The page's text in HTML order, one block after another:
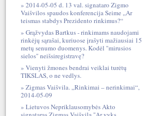
2014-05-05 d. 13 val. signataro Zigmo
Vaišvilos spaudos konferencija Seime „Ar
teismas stabdys Prezidento rinkimus?“
Grąžvydas Bartkus - rinkimams naudojami
rinkėjų sąrašai, kuriuose įrašyti mažiausiai 15
metų senumo duomenys. Kodėl "mirusios
sielos" neišsiregistravę?
Vienyti žmones bendrai veiklai turėtų
TIKSLAS, o ne vedlys.
Zigmas Vaišvila. „Rinkimai – nerinkimai“,
2014-05-09
Lietuvos Nepriklausomybės Akto